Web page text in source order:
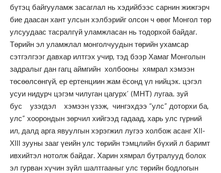
бүтэц байгууламж засаглал нь хэдийбээс сарнин жижгэрч
бие даасан хант улсын хэлбэрийг олсон ч өвөг Монгол төр
улсуудаас тасралгүй уламжласан нь тодорхой байдаг.
Төрийн эл уламжлал монголчуудын төрийн ухамсар
сэтгэлгээг давхар илтгэх учир, тэд бээр Хамаг Монголын
задралыг дан гагц аймгийн холбооны хямрал хэмээн
төсөөлсөнгүй, ер ертенциин жам ёсонд үл нийцэк. цэгэл
усуи нидурч цэгэм чилуган цагурх’ (МНТ) лугаа. зуй
бус узэгдэл хэмээн үзэж, чингэхдээ “улс” доторхи ба,
улс” хоорондын зөрчил хийгээд гадаад, харь улс гүрний
ил, далд арга явуулгын хэрэгжил лугээ холбож асанг ХII-
XIII зууны зааг үеийн улс төрийн тэмцлийн бүхий л баримт
ивхийтэл нотолж байдаг. Харин хямрал бутралууд болох
эл гурван хүчин зүйл шалтгааныг улс төрийн бодлогын